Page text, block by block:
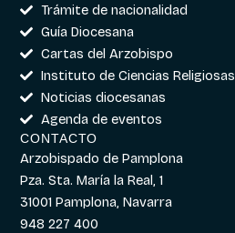
Trámite de nacionalidad
Guía Diocesana
Cartas del Arzobispo
Instituto de Ciencias Religiosas
Noticias diocesanas
Agenda de eventos
CONTACTO
Arzobispado de Pamplona
Pza. Sta. María la Real, 1
31001 Pamplona, Navarra
948 227 400